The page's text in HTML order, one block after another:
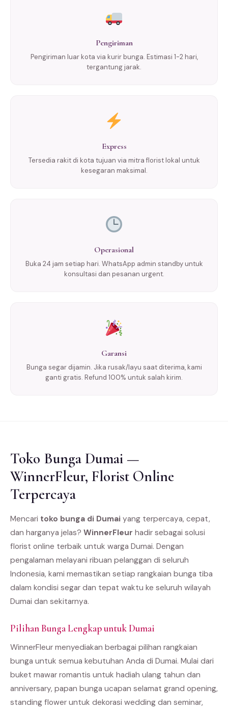
Pengiriman
Pengiriman luar kota via kurir bunga. Estimasi 1-2 hari,
tergantung jarak.
Express
Tersedia rakit di kota tujuan via mitra florist lokal untuk
kesegaran maksimal.
Operasional
Buka 24 jam setiap hari. WhatsApp admin standby untuk
konsultasi dan pesanan urgent.
Garansi
Bunga segar dijamin. Jika rusak/layu saat diterima, kami
ganti gratis. Refund 100% untuk salah kirim.
Toko Bunga Dumai —
WinnerFleur, Florist Online
Terpercaya
Mencari toko bunga di Dumai yang terpercaya, cepat,
dan harganya jelas? WinnerFleur hadir sebagai solusi
florist online terbaik untuk warga Dumai. Dengan
pengalaman melayani ribuan pelanggan di seluruh
Indonesia, kami memastikan setiap rangkaian bunga tiba
dalam kondisi segar dan tepat waktu ke seluruh wilayah
Dumai dan sekitarnya.
Pilihan Bunga Lengkap untuk Dumai
WinnerFleur menyediakan berbagai pilihan rangkaian
bunga untuk semua kebutuhan Anda di Dumai. Mulai dari
buket mawar romantis untuk hadiah ulang tahun dan
anniversary, papan bunga ucapan selamat grand opening,
standing flower untuk dekorasi wedding dan seminar,